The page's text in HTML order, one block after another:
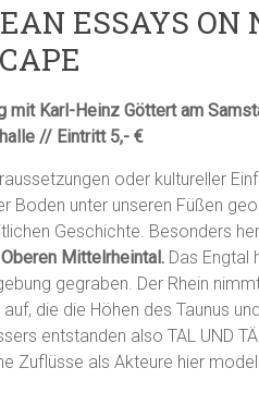
ESSAYS ON
mit Karl-Heinz Göttert am
// Eintritt 5,- €
oder kultureller
Boden unter unseren Füßen
Geschichte. Besonders
Oberen Mittelrheintal. Das Engtal
gegraben. Der Rhein
die die Höhen des Taunus
entstanden also TAL UND
Zuflüsse als Akteure hier